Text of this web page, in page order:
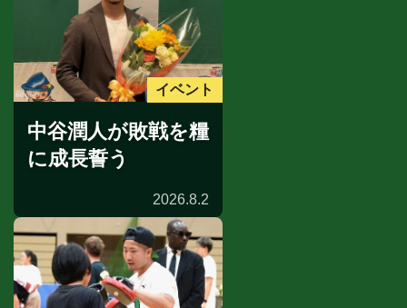
イベント
中谷潤人が敗戦を糧
に成長誓う
2026.8.2